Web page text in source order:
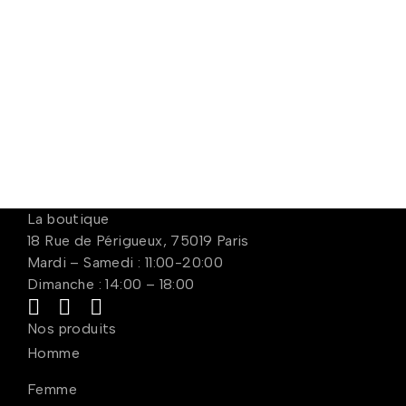
La boutique
18 Rue de Périgueux, 75019 Paris
Mardi – Samedi : 11:00-20:00
Dimanche : 14:00 – 18:00
Nos produits
Homme
Femme